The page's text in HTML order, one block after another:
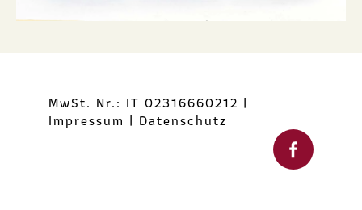
MwSt. Nr.: IT 02316660212 |
Impressum | Datenschutz